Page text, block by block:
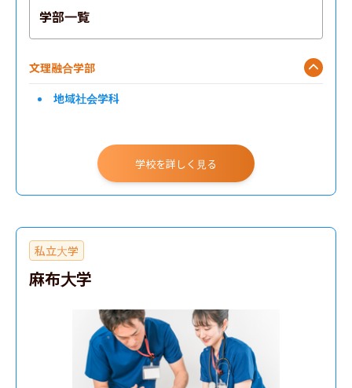
学部一覧
文理融合学部
地域社会学科
学校を詳しく見る
私立大学
麻布大学